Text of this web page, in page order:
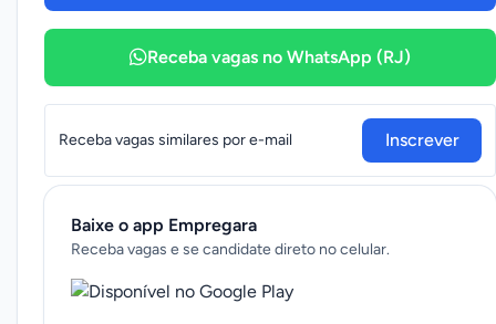
Receba vagas no WhatsApp (RJ)
Receba vagas similares por e-mail Inscrever
Baixe o app Empregara
Receba vagas e se candidate direto no celular.